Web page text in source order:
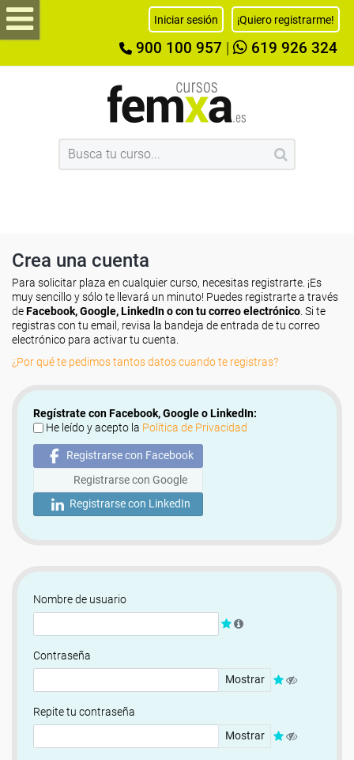
Iniciar sesión ¡Quiero registrarme!
900 100 957 619 926 324
Crea una cuenta
Para solicitar plaza en cualquier curso, necesitas registrarte. ¡Es
muy sencillo y sólo te llevará un minuto! Puedes registrarte a través
deFacebook, Google, LinkedIn o con tu correo electrónico . Si te
registras con tu email, revisa la bandeja de entrada de tu correo
electrónico para activar tu cuenta.
¿Por qué te pedimos tantos datos cuando te registras?
Regístrate con Facebook, Google o LinkedIn:
He leído y acepto la Política de Privacidad
Registrarse con Facebook
Registrarse con Google
Registrarse con LinkedIn
Nombre de usuario
Contraseña
Mostrar
Repite tu contraseña
Mostrar